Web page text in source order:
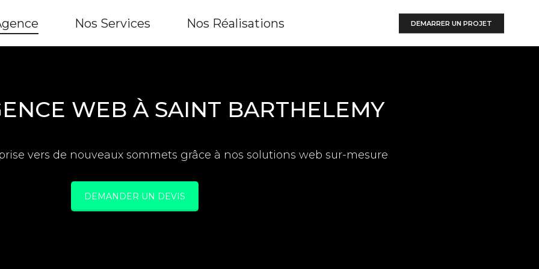
Nos Services Nos Réalisations DEMARRER UN PROJET
WEB À SAINT BARTHELEMY
vers de nouveaux sommets grâce à nos solutions web sur-mesure
DEMANDER UN DEVIS